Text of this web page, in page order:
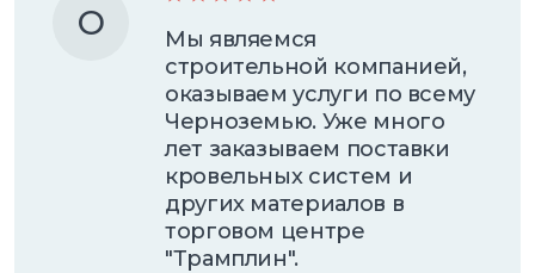
О
Мы являемся
строительной компанией,
оказываем услуги по всему
Черноземью. Уже много
лет заказываем поставки
кровельных систем и
других материалов в
торговом центре
"Трамплин".